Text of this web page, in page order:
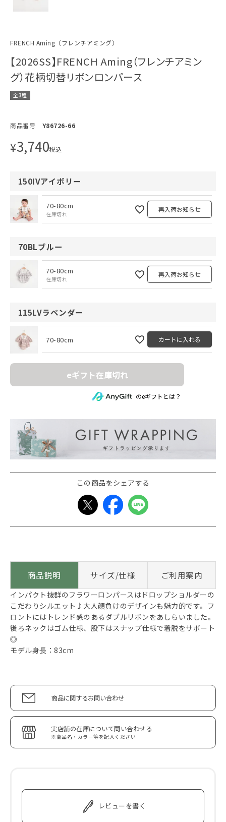
FRENCH Aming（フレンチアミング）
【2026SS】FRENCH Aming（フレンチアミン
グ）花柄切替リボンロンパース
全3種
商品番号 Y86726-66
¥3,740税込
150IVアイボリー
70-80cm
在庫切れ
再入荷お知らせ
70BLブルー
70-80cm
在庫切れ
再入荷お知らせ
115LVラベンダー
70-80cm カートに入れる
eギフト在庫切れ
のeギフトとは？
この商品をシェアする
商品説明 サイズ/仕様 ご利用案内
インパクト抜群のフラワーロンパースはドロップショルダーの
こだわりシルエット♪大人顔負けのデザインも魅力的です。フ
ロントにはトレンド感のあるダブルリボンをあしらいました。
後ろネックはゴム仕様、股下はスナップ仕様で着脱をサポート
◎
モデル身長：83cm
商品に関するお問い合わせ
実店舗の在庫について問い合わせる
※商品名・カラー等を記入ください
レビューを書く